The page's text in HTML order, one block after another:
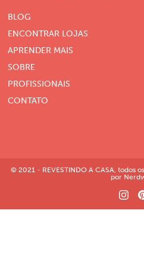
BLOG
ENCONTRAR LOJAS
APRENDER MAIS
SOBRE
PROFISSIONAIS
CONTATO
© 2021 - REVESTINDO A CASA, todos
por